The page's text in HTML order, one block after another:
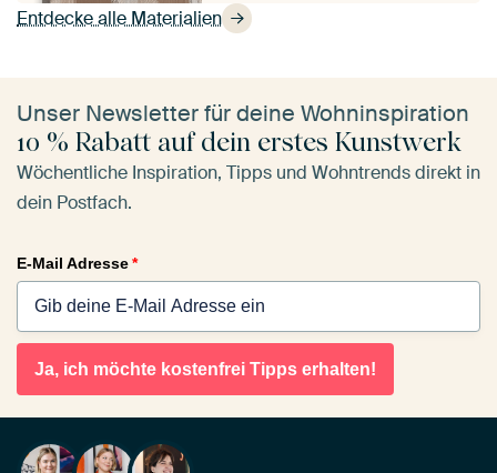
Entdecke alle Materialien
Unser Newsletter für deine Wohninspiration
10 % Rabatt auf dein erstes Kunstwerk
Wöchentliche Inspiration, Tipps und Wohntrends direkt in
dein Postfach.
E-Mail Adresse*
Ja, ich möchte kostenfrei Tipps erhalten!